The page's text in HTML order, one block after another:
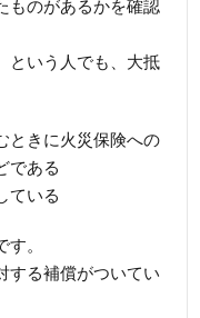
ものがあるかを確認
という人でも、大抵
ときに火災保険への
である
ている
。
する補償がついてい